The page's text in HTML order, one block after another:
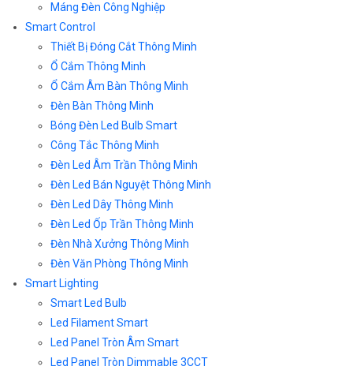
Máng Đèn Công Nghiệp
Smart Control
Thiết Bị Đóng Cắt Thông Minh
Ổ Cắm Thông Minh
Ổ Cắm Âm Bàn Thông Minh
Đèn Bàn Thông Minh
Bóng Đèn Led Bulb Smart
Công Tắc Thông Minh
Đèn Led Âm Trần Thông Minh
Đèn Led Bán Nguyệt Thông Minh
Đèn Led Dây Thông Minh
Đèn Led Ốp Trần Thông Minh
Đèn Nhà Xưởng Thông Minh
Đèn Văn Phòng Thông Minh
Smart Lighting
Smart Led Bulb
Led Filament Smart
Led Panel Tròn Âm Smart
Led Panel Tròn Dimmable 3CCT